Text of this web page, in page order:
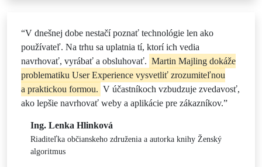
“V dnešnej dobe nestačí poznať technológie len ako
používateľ. Na trhu sa uplatnia tí, ktorí ich vedia
navrhovať, vyrábať a obsluhovať. Martin Majling dokáže
problematiku User Experience vysvetliť zrozumiteľnou
a praktickou formou. V účastníkoch vzbudzuje zvedavosť,
ako lepšie navrhovať weby a aplikácie pre zákazníkov.”
Ing. Lenka Hlinková
Riaditeľka občianskeho združenia a autorka knihy Ženský
algoritmus